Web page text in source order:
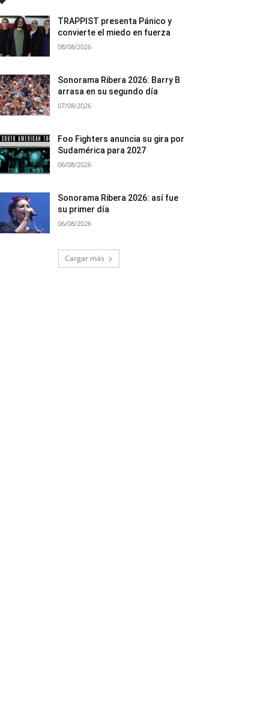
TRAPPIST presenta Pánico y
convierte el miedo en fuerza
08/08/2026
Sonorama Ribera 2026: Barry B
arrasa en su segundo día
07/08/2026
Foo Fighters anuncia su gira por
Sudamérica para 2027
06/08/2026
Sonorama Ribera 2026: así fue
su primer día
06/08/2026
Cargar más